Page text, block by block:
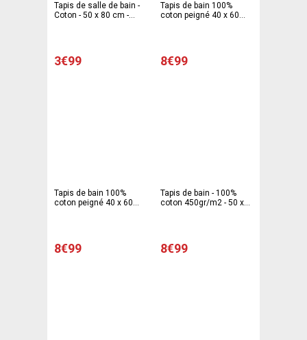
Tapis de salle de bain -
Coton - 50 x 80 cm -
3€99
Tapis de bain 100%
coton peigné 40 x 60
8€99
Tapis de bain 100%
coton peigné 40 x 60
8€99
Tapis de bain - 100%
coton 450gr/m2 - 50 x
8€99